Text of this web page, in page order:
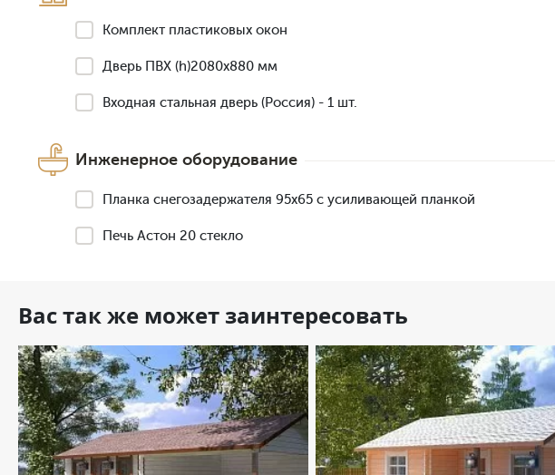
Комплект пластиковых окон
Дверь ПВХ (h)2080х880 мм
Входная стальная дверь (Россия) - 1 шт.
Инженерное оборудование
Планка снегозадержателя 95х65 с усиливающей планкой
Печь Астон 20 стекло
Вас так же может заинтересовать